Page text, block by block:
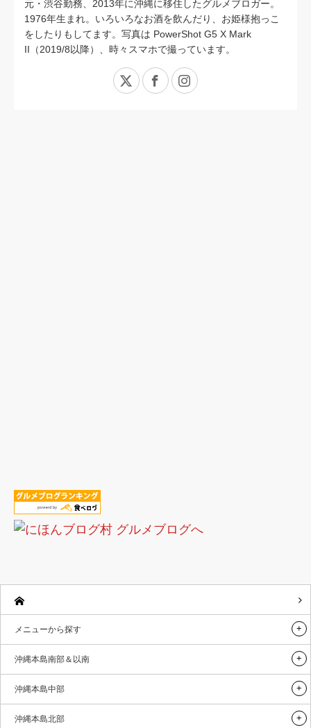
元・渋谷勤務、2013年に沖縄に移住したグルメブロガー。
1976年生まれ。いろいろなお酒を飲んだり、お姫様抱っこ
をしたりもしてます。写真は PowerShot G5 X Mark
II（2019/8以降）、時々スマホで撮っています。
X FacebookInstagram
メニューから探す
沖縄本島南部＆以南
沖縄本島中部
沖縄本島北部